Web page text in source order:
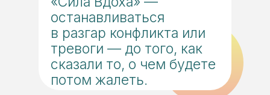
останавливаться
в разгар конфликта или
тревоги — до того, как
сказали то, о чем будете
потом жалеть.